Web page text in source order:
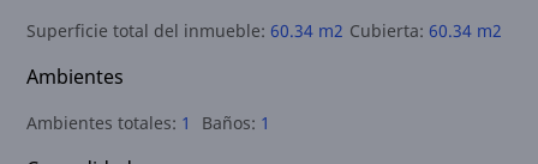
Superficie total del inmueble:60.34 m2 Cubierta:60.34 m2
Ambientes
Ambientes totales: 1 Baños: 1